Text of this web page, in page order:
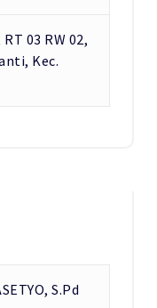
03 RW 02,
Kec.
S.Pd